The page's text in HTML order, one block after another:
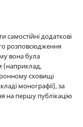
додаткові
розповсюдження
вона була
(наприклад,
сховищі
монографії), за
на першу публікацію